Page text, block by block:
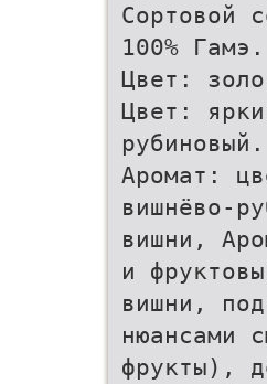
Сортовой
100%
Цвет:
Цвет:
рубиновый.
Аромат:
вишнёво-
вишни,
и
вишни,
нюансами
фрукты),